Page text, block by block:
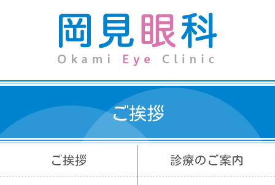
ご挨拶
ご挨拶 診療のご案内